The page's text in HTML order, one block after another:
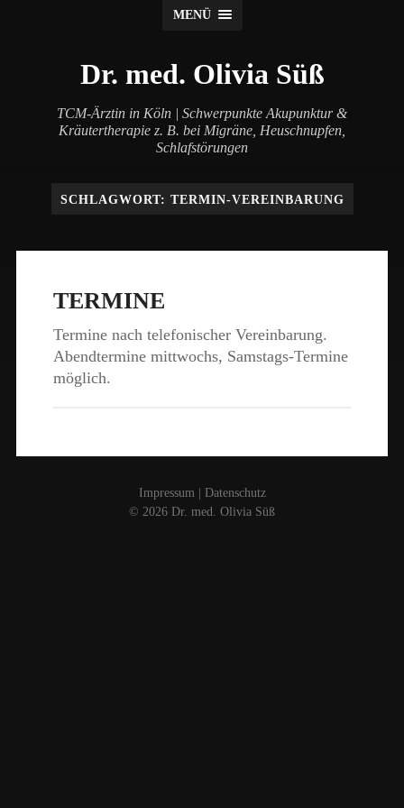
MENÜ
Dr. med. Olivia Süß
TCM-Ärztin in Köln | Schwerpunkte Akupunktur &
Kräutertherapie z. B. bei Migräne, Heuschnupfen,
Schlafstörungen
SCHLAGWORT: TERMIN-VEREINBARUNG
TERMINE
Termine nach telefonischer Vereinbarung.
Abendtermine mittwochs, Samstags-Termine
möglich.
Impressum| Datenschutz
© 2026 Dr. med. Olivia Süß